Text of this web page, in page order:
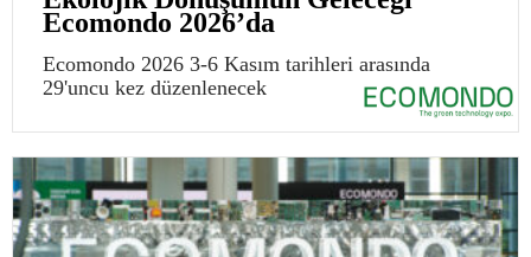
Ecomondo 2026’da
Ecomondo 2026 3-6 Kasım tarihleri arasında
29'uncu kez düzenlenecek